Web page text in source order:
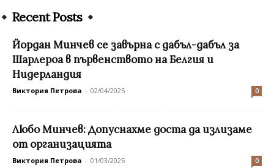
Recent Posts
Йордан Минчев се завърна с дабъл-дабъл за
Шарлероа в първенството на Белгия и
Нидерландия
Виктория Петрова - 02/04/2025 0
Любо Минчев: Допуснахме доста да излизаме
от организацията
Виктория Петрова - 01/03/2025 0